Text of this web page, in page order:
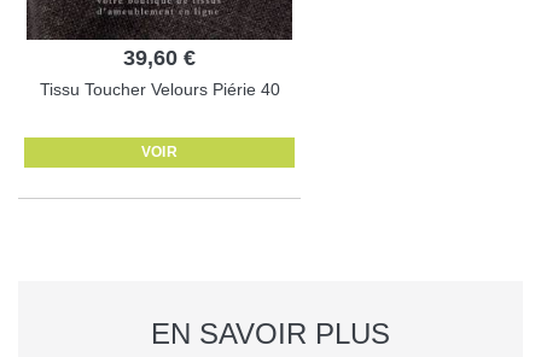
39,60 €
Tissu Toucher Velours Piérie 40
VOIR
EN SAVOIR PLUS